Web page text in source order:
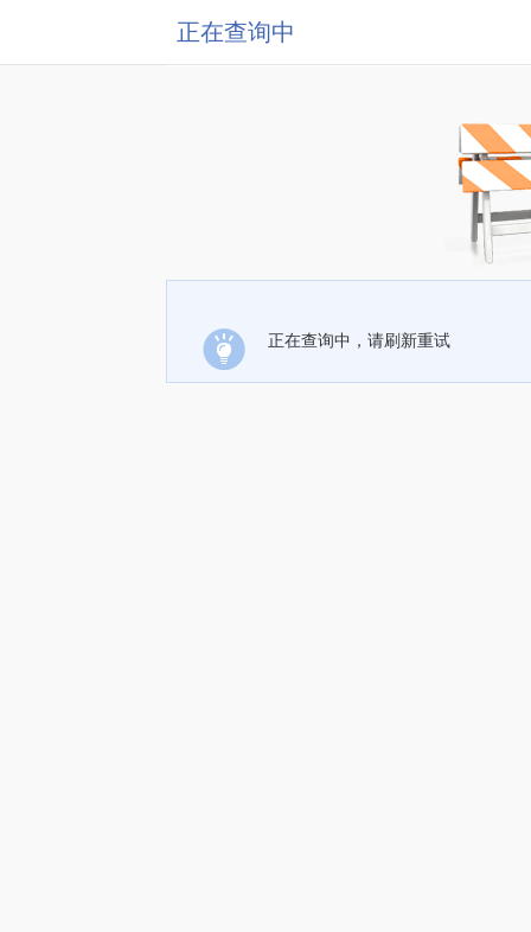
正在查询中
正在查询中，请刷新重试